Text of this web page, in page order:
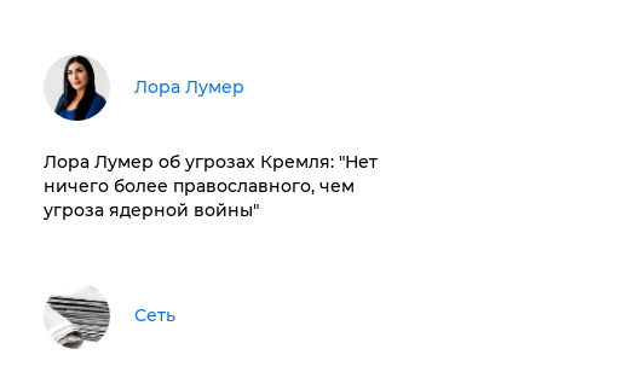
​Лора Лумер
Лора Лумер об угрозах Кремля: "Нет
ничего более православного, чем
угроза ядерной войны"
Сеть